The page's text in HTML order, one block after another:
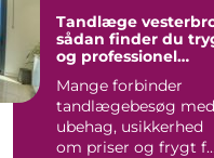
Tandlæge
sådan finder du
og professionel
Mange forbinder
tandlægebesøg med
ubehag, usikkerhed
om priser og frygt for